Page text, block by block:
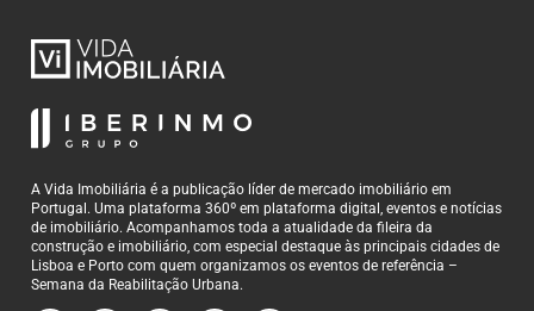
A Vida Imobiliária é a publicação líder de mercado imobiliário em
Portugal. Uma plataforma 360º em plataforma digital, eventos e notícias
de imobiliário. Acompanhamos toda a atualidade da fileira da
construção e imobiliário, com especial destaque às principais cidades de
Lisboa e Porto com quem organizamos os eventos de referência –
Semana da Reabilitação Urbana.